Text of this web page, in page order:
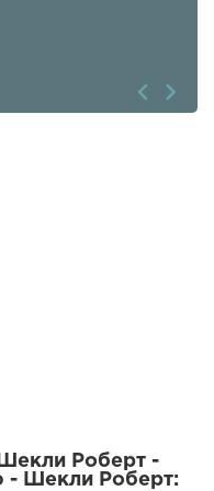
Роберт -
- Шекли Роберт: